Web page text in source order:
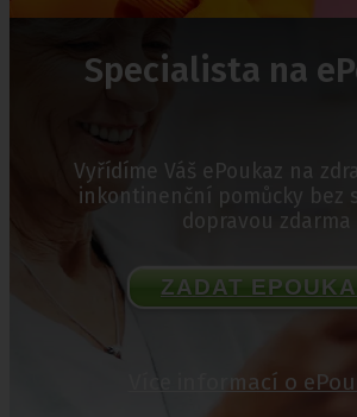
Specialista na
Vyřídíme Váš ePoukaz na
inkontinenční pomůcky bez
dopravou zdarma
ZADAT
Více informací o